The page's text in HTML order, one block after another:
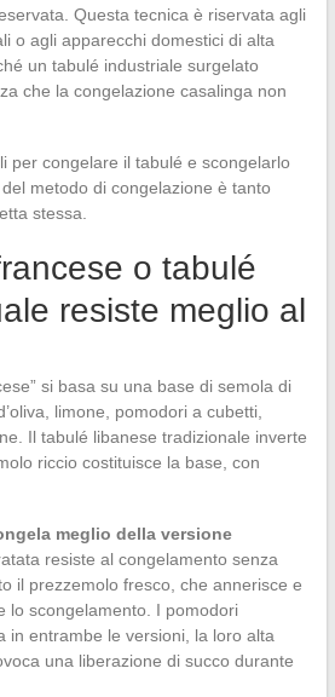
Questa tecnica è riservata agli
o agli apparecchi domestici di alta
un tabulé industriale surgelato
che la congelazione casalinga non
per congelare il tabulé e scongelarlo
metodo di congelazione è tanto
stessa.
o tabulé
resiste meglio al
si basa su una base di semola di
limone, pomodori a cubetti,
Il tabulé libanese tradizionale inverte
riccio costituisce la base, con
meglio della versione
resiste al congelamento senza
il prezzemolo fresco, che annerisce e
lo scongelamento. I pomodori
in entrambe le versioni, la loro alta
una liberazione di succo durante